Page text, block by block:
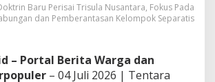
Baru Perisai Trisula Nusantara, Fokus Pada
dan Pemberantasan Kelompok Separatis
– Portal Berita Warga dan
– 04 Juli 2026 | Tentara